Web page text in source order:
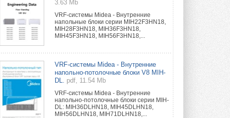
3.63 Mb
VRF-системы Midea - Внутренние
напольные блоки серии MIH22F3HN18,
MIH28F3HN18, MIH36F3HN18,
MIH45F3HN18, MIH56F3HN18,...
VRF-системы Midea - Внутренние
напольно-потолочные блоки V8 MIH-
DL.
pdf, 11.54 Mb
VRF-системы Midea - Внутренние
напольно-потолочные блоки серии MIH-
DL: MIH36DLHN18, MIH45DLHN18,
MIH56DLHN18, MIH71DLHN18,...